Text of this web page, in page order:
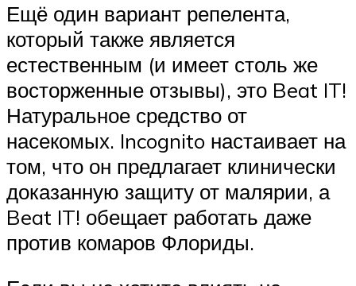
Ещё один вариант репелента,
который также является
естественным (и имеет столь же
восторженные отзывы), это Beat IT!
Натуральное средство от
насекомых. Incognito настаивает на
том, что он предлагает клинически
доказанную защиту от малярии, а
Beat IT! обещает работать даже
против комаров Флориды.